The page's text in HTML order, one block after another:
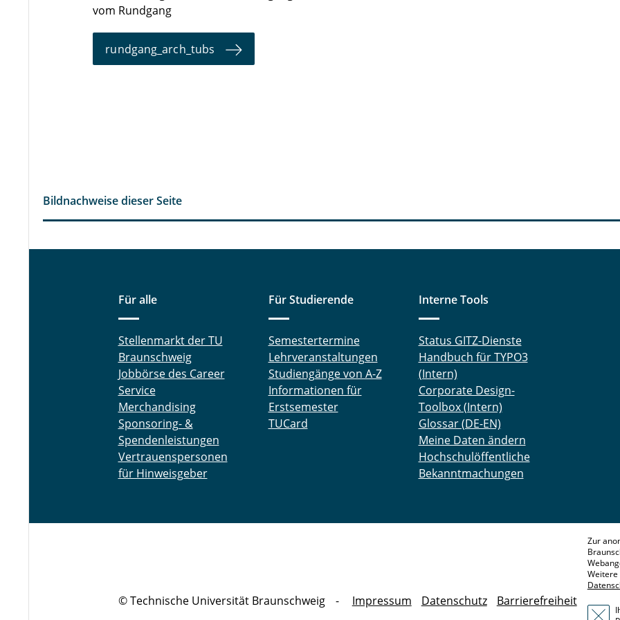
vom Rundgang
rundgang_arch_tubs
Bildnachweise dieser Seite
Für alle
Stellenmarkt der TU
Braunschweig
Jobbörse des Career
Service
Merchandising
Sponsoring- &
Spendenleistungen
Vertrauenspersonen
für Hinweisgeber
Für Studierende
Semestertermine
Lehrveranstaltungen
Studiengänge von A-Z
Informationen für
Erstsemester
TUCard
Interne Tools
Status GITZ-Dienste
Handbuch für TYPO3
(Intern)
Corporate Design-
Toolbox (Intern)
Glossar (DE-EN)
Meine Daten ändern
Hochschulöffentliche
Bekanntmachungen
© Technische Universität Braunschweig Impressum Datenschutz Barrierefreiheit
Zur